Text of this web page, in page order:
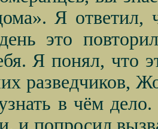
Я ответил,
это
Я понял, что
разведчиков,
в чём